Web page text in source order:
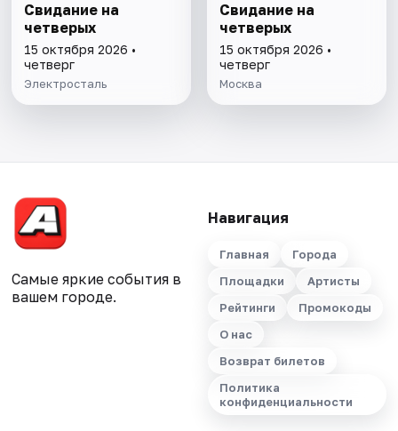
Свидание на
четверых
15 октября 2026 •
четверг
Электросталь
Свидание на
четверых
15 октября 2026 •
четверг
Москва
Самые яркие события в
вашем городе.
Навигация
Главная
Города
Площадки
Артисты
Рейтинги
Промокоды
О нас
Возврат билетов
Политика
конфиденциальности